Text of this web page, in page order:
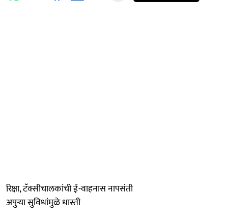
रिक्षा, टॅक्सीचालकांची ई-वाहनास नापसंती
अपुऱ्या सुविधांमुळे धास्ती